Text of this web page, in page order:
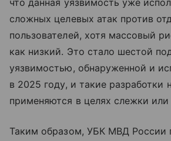
что данная уязвимость уже
сложных целевых атак против
пользователей, хотя массовый
как низкий. Это стало шестой
уязвимостью, обнаруженной и
в 2025 году, и такие разработки
применяются в целях слежки
Таким образом, УБК МВД России